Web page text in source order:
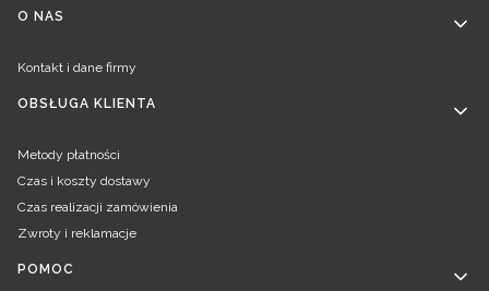
Linki w stopce
O NAS
Kontakt i dane firmy
OBSŁUGA KLIENTA
Metody płatności
Czas i koszty dostawy
Czas realizacji zamówienia
Zwroty i reklamacje
POMOC